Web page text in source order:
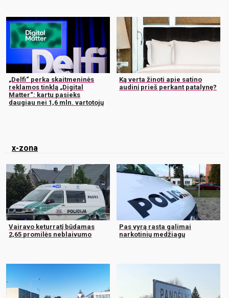
„Delfi“ perka skaitmeninės
reklamos tinklą „Digital
Matter“: kartu pasieks
daugiau nei 1,6 mln. vartotojų
Ką verta žinoti apie satino
audinį prieš perkant patalynę?
x-zona
Vairavo keturratį būdamas
2,65 promilės neblaivumo
Pas vyrą rasta galimai
narkotinių medžiagų